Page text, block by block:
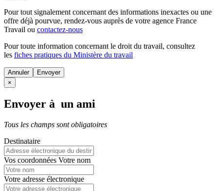
Pour tout signalement concernant des informations inexactes ou une
offre déjà pourvue, rendez-vous auprès de votre agence France
Travail ou contactez-nous
Pour toute information concernant le droit du travail, consultez
les fiches pratiques du Ministère du travail
Annuler
×
Envoyer à un ami
Tous les champs sont obligatoires
Destinataire
Vos coordonnées Votre nom
Votre adresse électronique